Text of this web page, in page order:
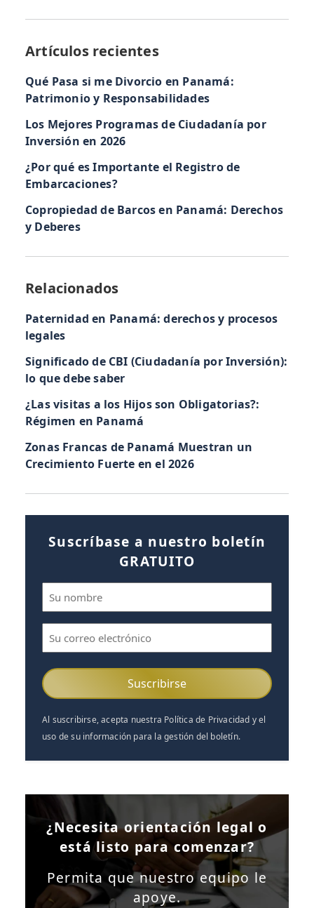
Artículos recientes
Qué Pasa si me Divorcio en Panamá:
Patrimonio y Responsabilidades
Los Mejores Programas de Ciudadanía por
Inversión en 2026
¿Por qué es Importante el Registro de
Embarcaciones?
Copropiedad de Barcos en Panamá: Derechos
y Deberes
Relacionados
Paternidad en Panamá: derechos y procesos
legales
Significado de CBI (Ciudadanía por Inversión):
lo que debe saber
¿Las visitas a los Hijos son Obligatorias?:
Régimen en Panamá
Zonas Francas de Panamá Muestran un
Crecimiento Fuerte en el 2026
Suscríbase a nuestro boletín
GRATUITO
Nombre
Correo
electrónico
(Obligatorio)
Al suscribirse, acepta nuestra Política de Privacidad y el
uso de su información para la gestión del boletín.
¿Necesita orientación legal o
está listo para comenzar?
Permita que nuestro equipo le
apoye.